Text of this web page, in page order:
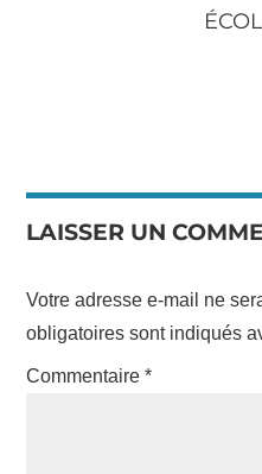
LAISSER UN
Votre adresse e-mail ne
obligatoires sont indiqués
Commentaire*